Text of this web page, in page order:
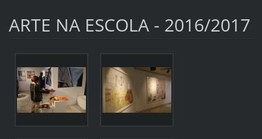
ARTE NA ESCOLA - 2016/2017